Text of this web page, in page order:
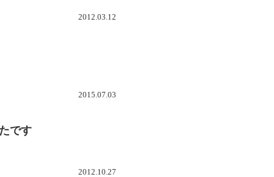
2012.03.12
2015.07.03
です
2012.10.27